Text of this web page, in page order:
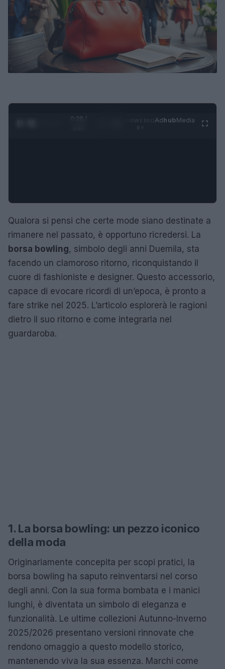
0:29 /
AdhubMedia
Qualora si pensi che certe mode siano destinate a
rimanere nel passato, è opportuno ricredersi. La
borsa bowling, simbolo degli anni Duemila, sta
facendo un clamoroso ritorno, riconquistando il
cuore di fashioniste e designer. Questo accessorio,
capace di evocare ricordi di un’epoca, è pronto a
fare strike nel 2025. L’articolo esplorerà le ragioni
dietro il suo ritorno e come integrarla nel
guardaroba.
1. La borsa bowling: un pezzo iconico
della moda
Originariamente concepita per scopi pratici, la
borsa bowling ha saputo reinventarsi nel corso
degli anni. Con la sua forma bombata e i manici
lunghi, è diventata un simbolo di eleganza e
funzionalità. Le ultime collezioni Autunno-Inverno
2025/2026 presentano versioni rinnovate che
rendono omaggio a questo modello storico,
mantenendo viva la sua essenza. Marchi come